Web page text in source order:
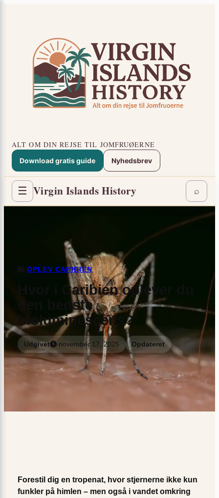
ALT OM DIN REJSE TIL JOMFRUØERNE
Download gratis guide Nyhedsbrev
☰ Virgin Islands History ⌕
OPLEV CARIBIEN
Hvor i Caribien oplever du
den bedste
bioluminescens?
Udgivet november 17, 2025 Opdateret
Forestil dig en tropenat, hvor stjernerne ikke kun
funkler på himlen – men også i vandet omkring